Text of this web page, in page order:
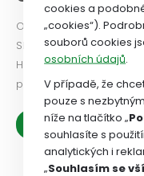
Odborový svaz od roku
SE!
Historie OSZSP ČR se
prospěch zaměstnanců.
Zobrazit více
cookies a
„cookies“).
souborů cookies
osobních údajů.
V případě, že
pouze s
níže na tlačítko „
souhlasíte s
analytických i
„Souhlasím se